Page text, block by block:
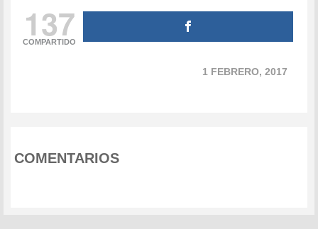
137
COMPARTIDO
1 FEBRERO, 2017
COMENTARIOS